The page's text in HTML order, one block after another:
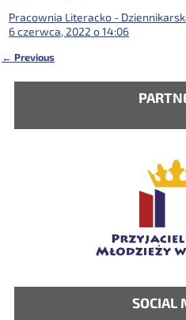
Pracownia Literacko -
6 czerwca, 2022 o 14:06
← Previous
SOCIAL